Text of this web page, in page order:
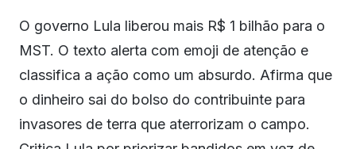
O governo Lula liberou mais R$ 1 bilhão para o
MST. O texto alerta com emoji de atenção e
classifica a ação como um absurdo. Afirma que
o dinheiro sai do bolso do contribuinte para
invasores de terra que aterrorizam o campo.